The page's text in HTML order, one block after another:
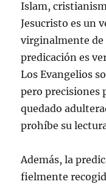
Islam,
Jesucristo es un
virginalmente de
predicación es
Los Evangelios
pero precisiones
quedado
prohíbe su
Además, la
fielmente